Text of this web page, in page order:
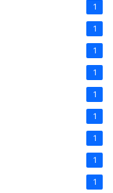
1
1
1
1
1
1
1
1
1